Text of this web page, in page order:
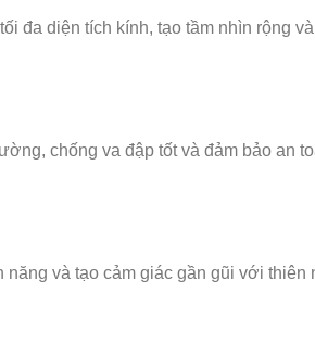
đa diện tích kính, tạo tầm nhìn rộng
chống va đập tốt và đảm bảo an
và tạo cảm giác gần gũi với thiên